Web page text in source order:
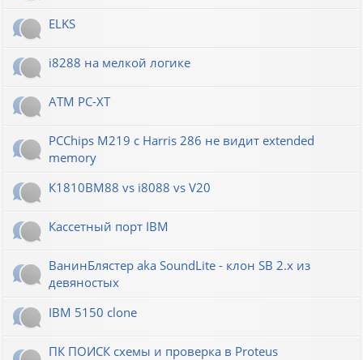
ELKS
i8288 на мелкой логике
ATM PC-XT
PCChips M219 с Harris 286 не видит extended
memory
К1810ВМ88 vs i8088 vs V20
Кассетный порт IBM
ВанинБлястер aka SoundLite - клон SB 2.x из
девяностых
IBM 5150 clone
ПК ПОИСК схемы и проверка в Proteus